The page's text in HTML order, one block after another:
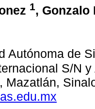
1,
Autónoma de
S/N
Mazatlán,